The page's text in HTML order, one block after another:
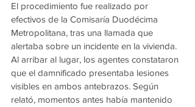
El procedimiento fue realizado por
efectivos de la Comisaría Duodécima
Metropolitana, tras una llamada que
alertaba sobre un incidente en la vivienda.
Al arribar al lugar, los agentes constataron
que el damnificado presentaba lesiones
visibles en ambos antebrazos. Según
relató, momentos antes había mantenido